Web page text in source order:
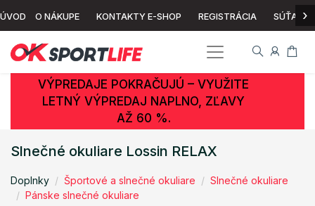
ÚVOD O NÁKUPE KONTAKTY E-SHOP REGISTRÁCIA SÚŤAŽ ›
VÝPREDAJE POKRAČUJÚ – VYUŽITE
LETNÝ VÝPREDAJ NAPLNO, ZĽAVY
AŽ 60 %.
Slnečné okuliare Lossin RELAX
Doplnky Športové a slnečné okuliare
Slnečné okuliare
Pánske slnečné okuliare